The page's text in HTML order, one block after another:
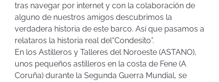
tras navegar por internet y con la colaboración de
alguno de nuestros amigos descubrimos la
verdadera historia de este barco. Así que pasamos a
relataros la historia real del“Condesito”.
En los Astilleros y Talleres del Noroeste (ASTANO),
unos pequeños astilleros en la costa de Fene (A
Coruña) durante la Segunda Guerra Mundial, se